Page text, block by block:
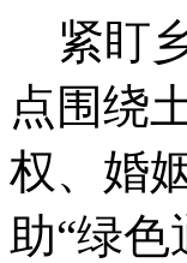
紧盯
点围绕
权、婚
助“绿